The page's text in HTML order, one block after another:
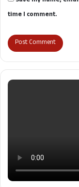
time I comment.